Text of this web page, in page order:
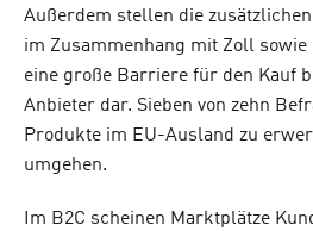
Außerdem stellen die
im Zusammenhang mit Zoll
eine große Barriere für den Kauf
Anbieter dar. Sieben von zehn
Produkte im EU-Ausland zu
umgehen.
Im B2C scheinen Marktplätze